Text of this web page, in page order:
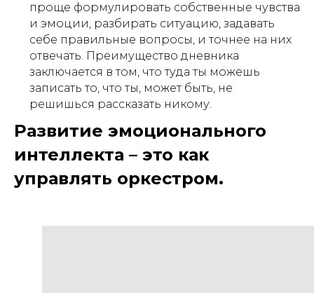
проще формулировать собственные чувства
и эмоции, разбирать ситуацию, задавать
себе правильные вопросы, и точнее на них
отвечать. Преимущество дневника
заключается в том, что туда ты можешь
записать то, что ты, может быть, не
решишься рассказать никому.
Развитие эмоционального
интеллекта – это как
управлять оркестром.